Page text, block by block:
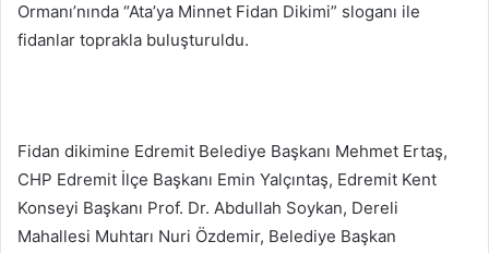
Ormanı’nında “Ata’ya Minnet Fidan Dikimi” sloganı ile
fidanlar toprakla buluşturuldu.
Fidan dikimine Edremit Belediye Başkanı Mehmet Ertaş,
CHP Edremit İlçe Başkanı Emin Yalçıntaş, Edremit Kent
Konseyi Başkanı Prof. Dr. Abdullah Soykan, Dereli
Mahallesi Muhtarı Nuri Özdemir, Belediye Başkan